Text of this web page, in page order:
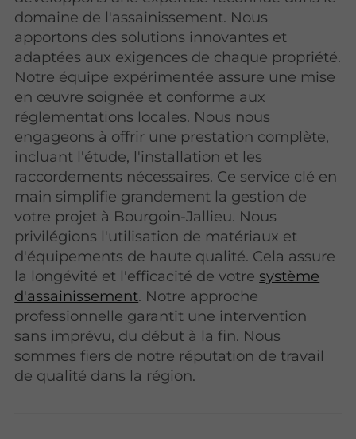
domaine de l'assainissement. Nous
apportons des solutions innovantes et
adaptées aux exigences de chaque propriété.
Notre équipe expérimentée assure une mise
en œuvre soignée et conforme aux
réglementations locales. Nous nous
engageons à offrir une prestation complète,
incluant l'étude, l'installation et les
raccordements nécessaires. Ce service clé en
main simplifie grandement la gestion de
votre projet à Bourgoin-Jallieu. Nous
privilégions l'utilisation de matériaux et
d'équipements de haute qualité. Cela assure
la longévité et l'efficacité de votresystème
d'assainissement. Notre approche
professionnelle garantit une intervention
sans imprévu, du début à la fin. Nous
sommes fiers de notre réputation de travail
de qualité dans la région.